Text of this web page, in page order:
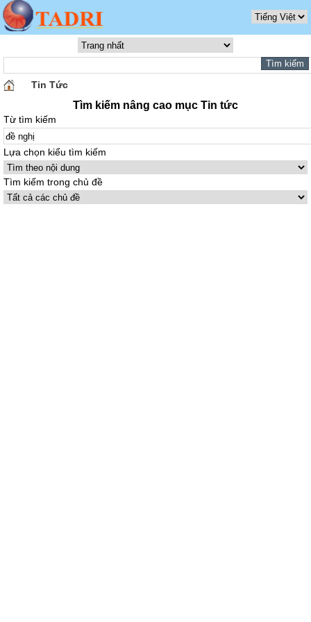
Tin Tức
Tìm kiếm nâng cao mục Tin tức
Từ tìm kiếm
Lựa chọn kiểu tìm kiếm
Tìm kiếm trong chủ đề